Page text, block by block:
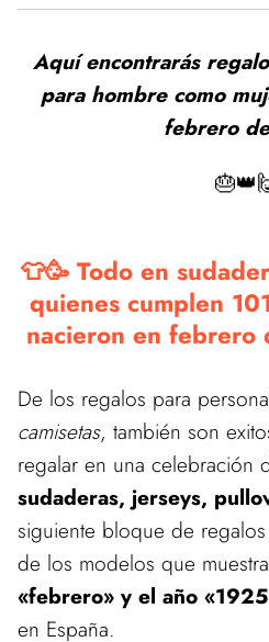
Aquí encontrarás
para hombre como
febrero
👕🥳 Todo en
quienes cumplen
nacieron en febrero
De los regalos para
camisetas, también son
regalar en una celebración
sudaderas, jerseys,
siguiente bloque de
de los modelos que
«febrero» y el año
en España.